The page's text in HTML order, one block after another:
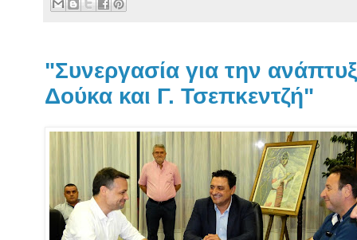
"Συνεργασία για την
Δούκα και Γ. Τσεπκεντζή"